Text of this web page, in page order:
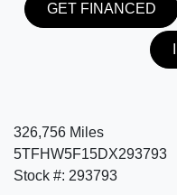
GET FINANCED
326,756 Miles
5TFHW5F15DX293793
Stock #: 293793